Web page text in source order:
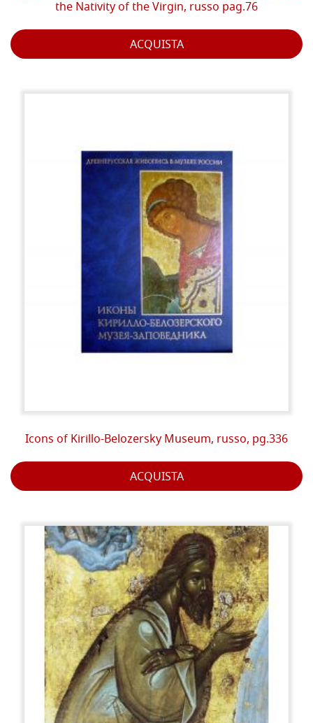
the Nativity of the Virgin, russo pag.76
ACQUISTA
Icons of Kirillo-Belozersky Museum, russo, pg.336
ACQUISTA